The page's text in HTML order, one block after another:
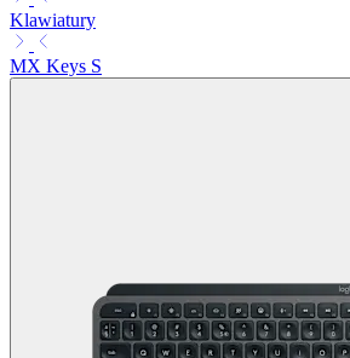
Klawiatury
MX Keys S